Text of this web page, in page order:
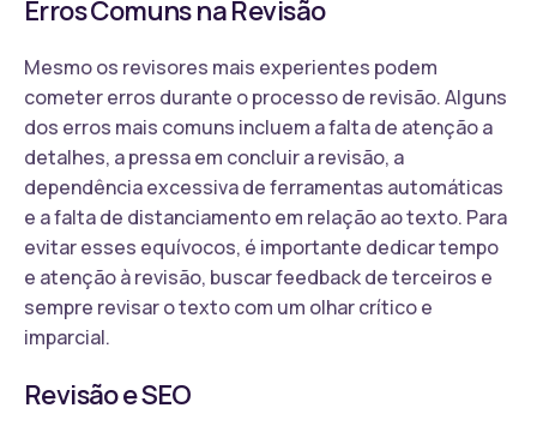
Erros Comuns na Revisão
Mesmo os revisores mais experientes podem
cometer erros durante o processo de revisão. Alguns
dos erros mais comuns incluem a falta de atenção a
detalhes, a pressa em concluir a revisão, a
dependência excessiva de ferramentas automáticas
e a falta de distanciamento em relação ao texto. Para
evitar esses equívocos, é importante dedicar tempo
e atenção à revisão, buscar feedback de terceiros e
sempre revisar o texto com um olhar crítico e
imparcial.
Revisão e SEO